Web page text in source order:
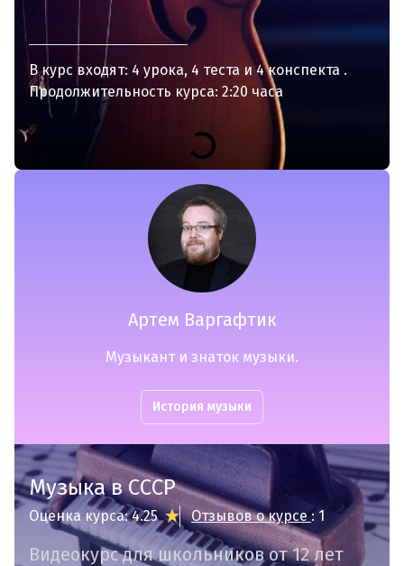
В курс входят: 4 урока 4 теста
4 конспекта
Продолжительность курса: 2:20 часа
Артем Варгафтик
Музыкант и знаток музыки.
История музыки
Музыка в СССР
Оценка курса: 4.25 Отзывов о курсе : 1
Видеокурс для школьников от 12 лет